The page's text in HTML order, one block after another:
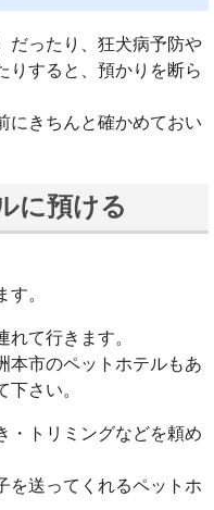
だったり、狂犬病予防や
りすると、預かりを断ら
にきちんと確かめておい
に預ける
。
て行きます。
本市のペットホテルもあ
さい。
・トリミングなどを頼め
を送ってくれるペットホ